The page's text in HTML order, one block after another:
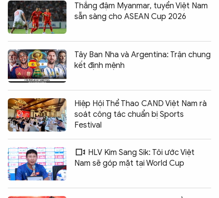
Thắng đậm Myanmar, tuyển Việt Nam
sẵn sàng cho ASEAN Cup 2026
Tây Ban Nha và Argentina: Trận chung
kết định mệnh
Hiệp Hội Thể Thao CAND Việt Nam rà
soát công tác chuẩn bị Sports
Festival
HLV Kim Sang Sik: Tôi ước Việt
Nam sẽ góp mặt tại World Cup